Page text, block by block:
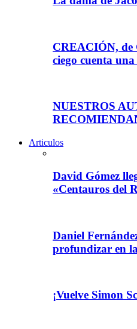
CREACIÓN, de
ciego cuenta
NUESTROS
Articulos
David Gómez
«Centauros del
Daniel
profundizar en
¡Vuelve Simon